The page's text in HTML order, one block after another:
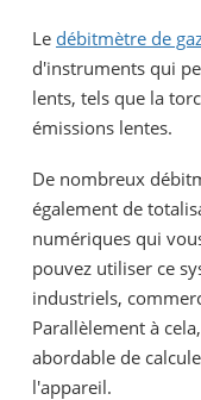
Le débitmètre de
d'instruments qui
lents, tels que la
émissions lentes.
De nombreux
également de
numériques qui
pouvez utiliser ce
industriels,
Parallèlement à
abordable de
l'appareil.